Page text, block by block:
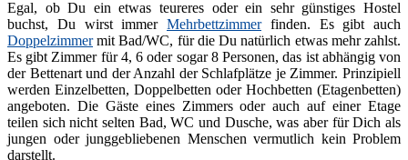
Egal, ob Du ein etwas teureres oder ein sehr günstiges Hostel
buchst, Du wirst immer Mehrbettzimmerfinden. Es gibt auch
Doppelzimmermit Bad/WC, für die Du natürlich etwas mehr zahlst.
Es gibt Zimmer für 4, 6 oder sogar 8 Personen, das ist abhängig von
der Bettenart und der Anzahl der Schlafplätze je Zimmer. Prinzipiell
werden Einzelbetten, Doppelbetten oder Hochbetten (Etagenbetten)
angeboten. Die Gäste eines Zimmers oder auch auf einer Etage
teilen sich nicht selten Bad, WC und Dusche, was aber für Dich als
jungen oder junggebliebenen Menschen vermutlich kein Problem
darstellt.